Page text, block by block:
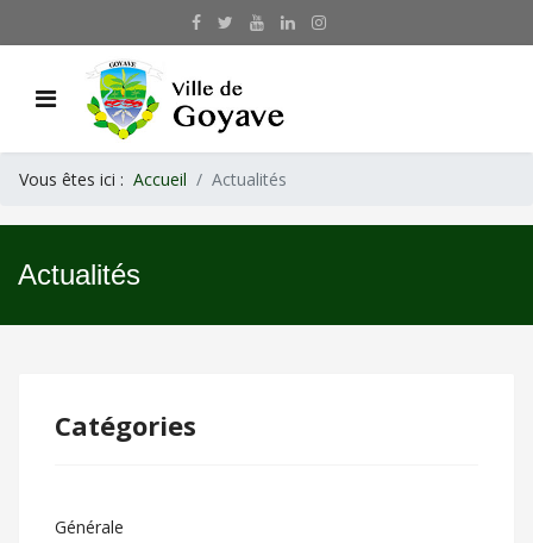
Vous êtes ici : Accueil Actualités
Actualités
Catégories
Générale